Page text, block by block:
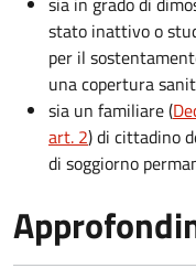
stato inattivo o
per il
una copertura
sia un familiare (
art. 2) di cittadino
di soggiorno